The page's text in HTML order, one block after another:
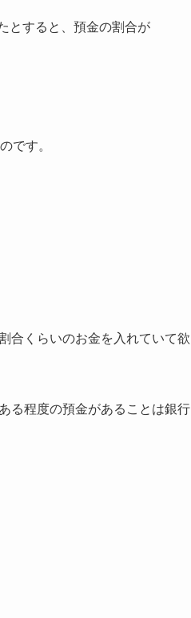
とすると、預金の割合が
です。
合くらいのお金を入れていて欲
る程度の預金があることは銀行